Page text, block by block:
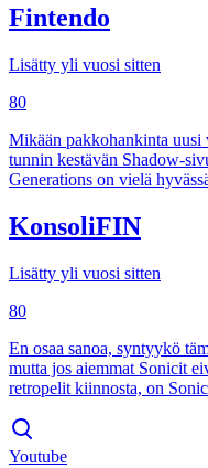
Fintendo
Lisätty yli vuosi sitten
80
Mikään pakkohankinta uusi
tunnin kestävän Shadow-
Generations on vielä
KonsoliFIN
Lisätty yli vuosi sitten
80
En osaa sanoa, syntyykö
mutta jos aiemmat Sonicit
retropelit kiinnosta, on
Youtube